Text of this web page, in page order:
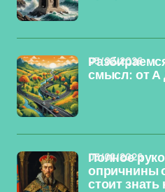
смысл: от А
03/02/2026
Полное
опричнины
стоит
03/02/2026